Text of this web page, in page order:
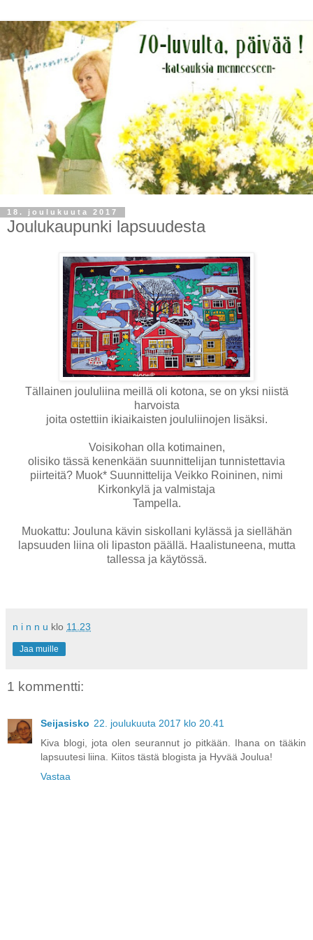
18. joulukuuta 2017
Joulukaupunki lapsuudesta
Tällainen joululiina meillä oli kotona, se on yksi niistä
harvoista
joita ostettiin ikiaikaisten joululiinojen lisäksi.
Voisikohan olla kotimainen,
olisiko tässä kenenkään suunnittelijan tunnistettavia
piirteitä? Muok* Suunnittelija Veikko Roininen, nimi
Kirkonkylä ja valmistaja
Tampella.
Muokattu: Jouluna kävin siskollani kylässä ja siellähän
lapsuuden liina oli lipaston päällä. Haalistuneena, mutta
tallessa ja käytössä.
n i n n u klo 11.23
Jaa muille
1 kommentti:
Seijasisko 22. joulukuuta 2017 klo 20.41
Kiva blogi, jota olen seurannut jo pitkään. Ihana on tääkin
lapsuutesi liina. Kiitos tästä blogista ja Hyvää Joulua!
Vastaa